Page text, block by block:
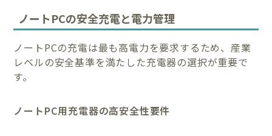
ノートPCの安全充電と電力管理
ノートPCの充電は最も高電力を要求するため、産業
レベルの安全基準を満たした充電器の選択が重要で
す。
ノートPC用充電器の高安全性要件